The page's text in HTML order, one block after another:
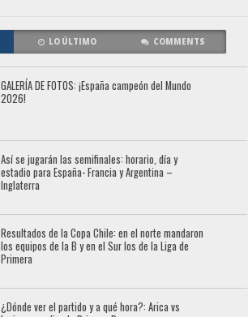
LO ÚLTIMO COMMENTS
GALERÍA DE FOTOS: ¡España campeón del Mundo
2026!
Así se jugarán las semifinales: horario, día y
estadio para España- Francia y Argentina –
Inglaterra
Resultados de la Copa Chile: en el norte mandaron
los equipos de la B y en el Sur los de la Liga de
Primera
¿Dónde ver el partido y a qué hora?: Arica vs